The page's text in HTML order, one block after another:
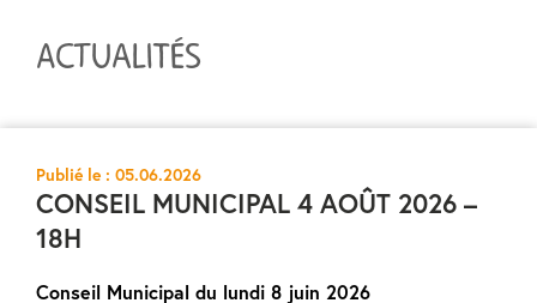
ACTUALITÉS
Publié le : 05.06.2026
CONSEIL MUNICIPAL 4 AOÛT 2026 –
18H
Conseil Municipal du lundi 8 juin 2026